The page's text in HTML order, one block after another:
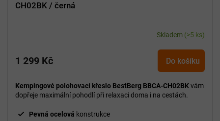
CH02BK / černá
Skladem (>5 ks)
1 299 Kč Do košíku
Kempingové polohovací křeslo BestBerg BBCA-CH02BKvám
dopřeje maximální pohodlí při relaxaci doma i na cestách.
Pevná ocelová konstrukce